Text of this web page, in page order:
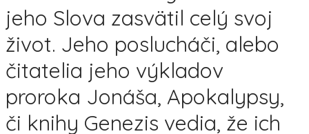
jeho Slova zasvätil celý svoj
život. Jeho poslucháči, alebo
čitatelia jeho výkladov
proroka Jonáša, Apokalypsy,
či knihy Genezis vedia, že ich